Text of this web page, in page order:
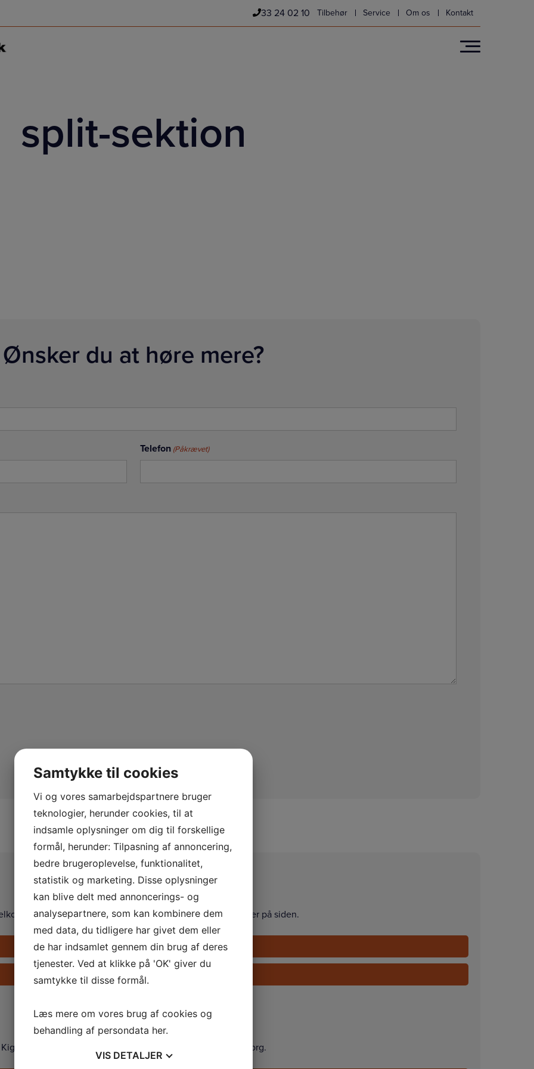
33 24 02 10 Tilbehør Service Om os Kontakt
split-sektion
Ønsker du at høre mere?
Telefon (Påkrævet)
Kontakt os
til at kontakte os på telefon, eller via formularen her på siden.
Ring på +45 33 24 02 10
Send en e-mail
Showroom
Kig forbi og prøv vores Tanita vægte i vores showroom i Søborg.
Samtykke til cookies
Vi og vores samarbejdspartnere bruger
teknologier, herunder cookies, til at
indsamle oplysninger om dig til forskellige
formål, herunder: Tilpasning af annoncering,
bedre brugeroplevelse, funktionalitet,
statistik og marketing. Disse oplysninger
kan blive delt med annoncerings- og
analysepartnere, som kan kombinere dem
med data, du tidligere har givet dem eller
de har indsamlet gennem din brug af deres
tjenester. Ved at klikke på 'OK' giver du
samtykke til disse formål.
Læs mere om vores brug af cookies og
behandling af persondata her.
VIS DETALJER